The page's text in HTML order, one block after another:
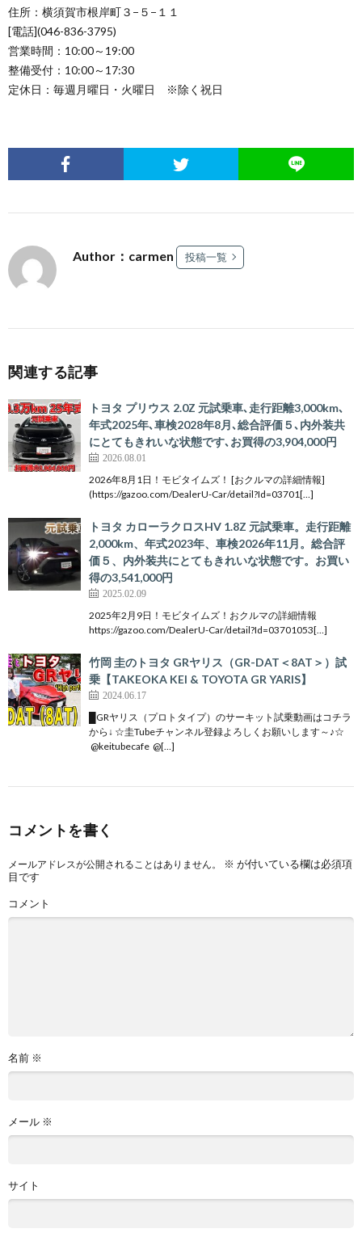
住所：横須賀市根岸町３−５−１１
[電話](046-836-3795)
営業時間：10:00～19:00
整備受付：10:00～17:30
定休日：毎週月曜日・火曜日 ※除く祝日
Author：carmen 投稿一覧
関連する記事
トヨタ プリウス 2.0Z 元試乗車､走行距離3,000km､
年式2025年､車検2028年8月､総合評価５､内外装共
にとてもきれいな状態です､お買得の3,904,000円
2026.08.01
2026年8月1日！モビタイムズ！ [おクルマの詳細情報]
(https://gazoo.com/DealerU-Car/detail?Id=03701[…]
トヨタ カローラクロスHV 1.8Z 元試乗車。走行距離
2,000km、年式2023年、車検2026年11月。総合評
価５、内外装共にとてもきれいな状態です。お買い
得の3,541,000円
2025.02.09
2025年2月9日！モビタイムズ！おクルマの詳細情報
https://gazoo.com/DealerU-Car/detail?Id=03701053[…]
竹岡 圭のトヨタ GRヤリス（GR-DAT＜8AT＞）試
乗【TAKEOKA KEI & TOYOTA GR YARIS】
2024.06.17
█GRヤリス（プロトタイプ）のサーキット試乗動画はコチラ
から↓ ☆圭Tubeチャンネル登録よろしくお願いします～♪☆
@keitubecafe @[…]
コメントを書く
メールアドレスが公開されることはありません。 ※ が付いている欄は必須項
目です
コメント
名前 ※
メール ※
サイト